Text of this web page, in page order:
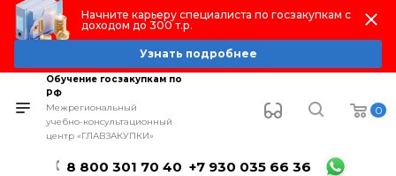
Начните карьеру специалиста по госзакупкам с
доходом до 300 т.р.
Узнать подробнее
Обучение госзакупкам по
РФ
Межрегиональный
учебно-консультационный
центр «ГЛАВЗАКУПКИ»
0
8 800 301 70 40 +7 930 035 66 36